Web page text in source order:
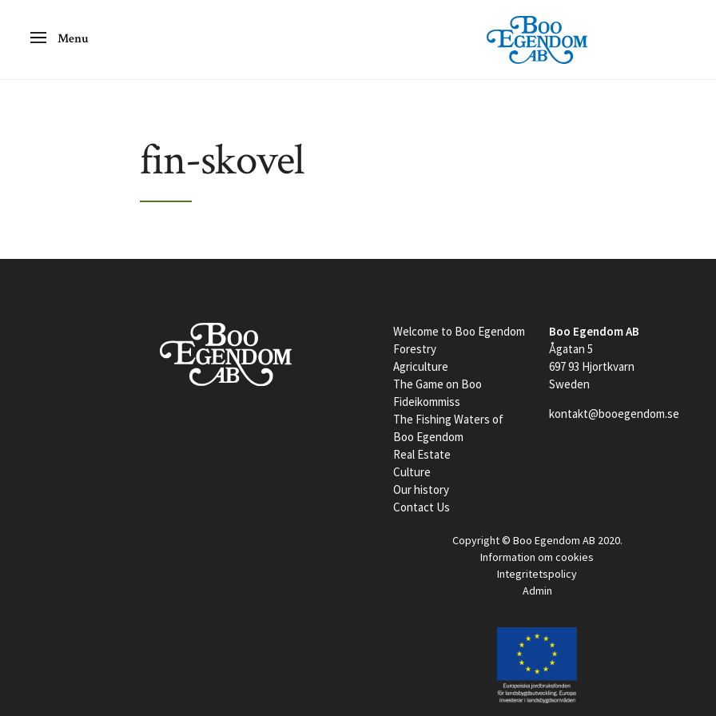
Menu
fin-skovel
Welcome to Boo Egendom
Forestry
Agriculture
The Game on Boo
Fideikommiss
The Fishing Waters of
Boo Egendom
Real Estate
Culture
Our history
Contact Us
Boo Egendom AB
Ågatan 5
697 93 Hjortkvarn
Sweden
kontakt@booegendom.se
Copyright © Boo Egendom AB 2020.
Information om cookies
Integritetspolicy
Admin